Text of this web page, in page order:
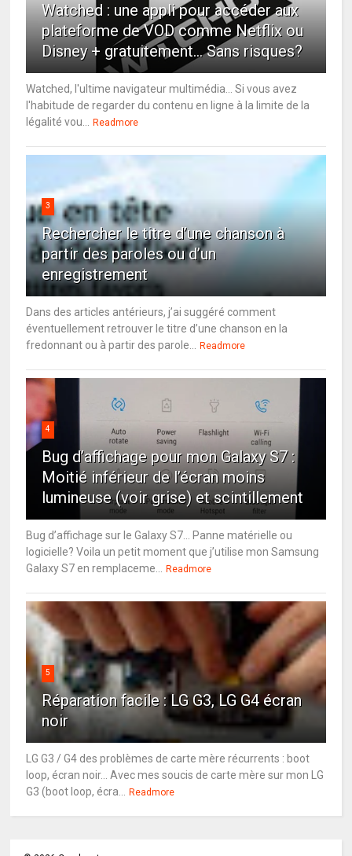
Watched : une appli pour accéder aux
plateforme de VOD comme Netflix ou
Disney + gratuitement... Sans risques?
Watched, l'ultime navigateur multimédia... Si vous avez
l'habitude de regarder du contenu en ligne à la limite de la
légalité vou... Readmore
3
Rechercher le titre d’une chanson à
partir des paroles ou d’un
enregistrement
Dans des articles antérieurs, j’ai suggéré comment
éventuellement retrouver le titre d’une chanson en la
fredonnant ou à partir des parole... Readmore
4
Bug d’affichage pour mon Galaxy S7 :
Moitié inférieur de l’écran moins
lumineuse (voir grise) et scintillement
Bug d’affichage sur le Galaxy S7… Panne matérielle ou
logicielle? Voila un petit moment que j’utilise mon Samsung
Galaxy S7 en remplaceme... Readmore
5
Réparation facile : LG G3, LG G4 écran
noir
LG G3 / G4 des problèmes de carte mère récurrents : boot
loop, écran noir... Avec mes soucis de carte mère sur mon LG
G3 (boot loop, écra... Readmore